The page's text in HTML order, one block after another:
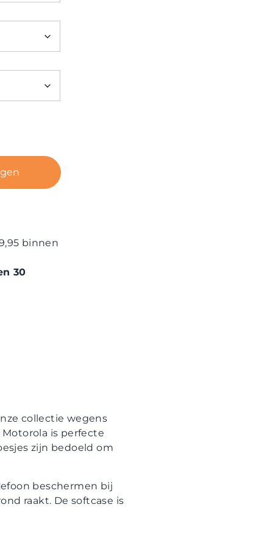
binnen
30
collectie wegens
is perfecte
zijn bedoeld om
beschermen bij
raakt. De softcase is